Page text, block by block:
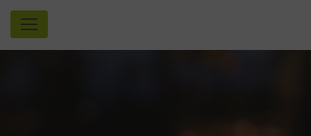
Panneau de gestion des cookies